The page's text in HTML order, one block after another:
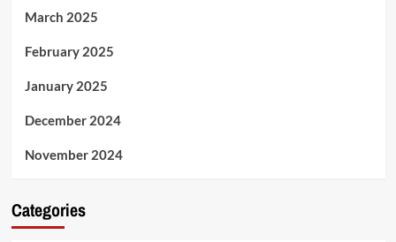
March 2025
February 2025
January 2025
December 2024
November 2024
Categories